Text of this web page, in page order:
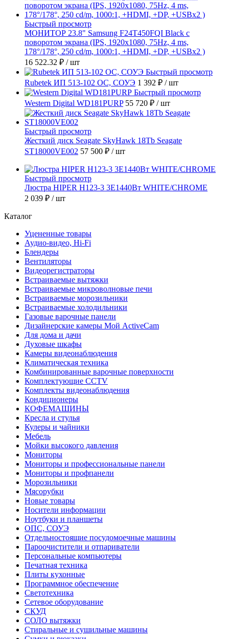
Быстрый просмотр
МОНИТОР 23.8" Samsung F24T450FQI Black с
поворотом экрана (IPS, 1920x1080, 75Hz, 4 ms,
178°/178°, 250 cd/m, 1000:1, +HDMI, +DP, +USBx2 )
16 522.32 ₽ / шт
Быстрый просмотр
Rubetek ИП 513-102 ОС, СОУЭ 1 392 ₽ / шт
Быстрый просмотр
Western Digital WD181PURP 55 720 ₽ / шт
Быстрый просмотр
Жесткий диск Seagate SkyHawk 18Tb Seagate
ST18000VE002 57 500 ₽ / шт
Быстрый просмотр
Люстра HIPER H123-3 3E1440Вт WHITE/CHROME
2 039 ₽ / шт
Каталог
Уцененные товары
Аудио-видео, Hi-Fi
Блендеры
Вентиляторы
Видеорегистраторы
Встраиваемые вытяжки
Встраиваемые микроволновые печи
Встраиваемые морозильники
Встраиваемые холодильники
Газовые варочные панели
Дизайнерские камеры Мой ActiveCam
Для дома и дачи
Духовые шкафы
Камеры видеонаблюдения
Климатическая техника
Комбинированные варочные поверхности
Комплектующие CCTV
Комплекты видеонаблюдения
Кондиционеры
КОФЕМАШИНЫ
Кресла и стулья
Кулеры и чайники
Мебель
Мойки высокого давления
Мониторы
Мониторы и профессиональные панели
Мониторы и профпанели
Морозильники
Мясорубки
Новые товары
Носители информации
Ноутбуки и планшеты
ОПС, СОУЭ
Отдельностоящие посудомоечные машины
Пароочистители и отпариватели
Персональные компьютеры
Печатная техника
Плиты кухонные
Программное обеспечение
Светотехника
Сетевое оборудование
СКУД
СОЛО вытяжки
Стиральные и сушильные машины